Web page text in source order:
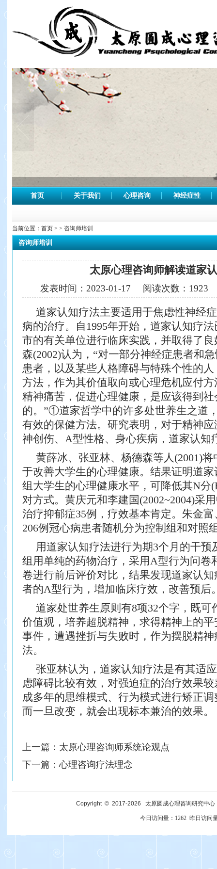
首页 关于我们 心理咨询 神经症性
当前位置： 首页 > > 咨询师培训
咨询师培训
太原心理咨询师解读道家
发表时间： 2023-01-17 阅读次数： 1923
道家认知疗法主要适用于焦虑性神经
病的治疗。自1995年开始， 道家认知疗
市的有关单位进行临床实践，并取得了
森(2002)认为，“对一部分神经症患者和
患者，以及某些人格障碍与特殊个性的
方法，作为其价值取向或心理危机应付
精神痛苦，促进心理健康，是应该得到
的。”①道家哲学中的许多处世养生之道
有效的保健方法。研究表明，对于精神
神创伤、A型性格、身心疾病，道家认知
黄薛冰、张亚林、杨德森等人(2001)
于改善大学生的心理健康。结果证明道
组大学生的心理健康水平，可降低其N分
对方式。黄庆元和李建国(2002~2004)采
治疗抑郁症35例，疗效基本肯定。朱金
206例冠心病患者随机分为控制组和对照
用道家认知疗法进行为期3个月的干预
组用单纯的药物治疗，采用A型行为问卷
卷进行前后评价对比，结果发现道家认
者的A型行为，增加临床疗效，改善预后
道家处世养生原则有8项32个字，既可
价值观，培养超脱精神，求得精神上的
事件，遭遇挫折与失败时，作为摆脱精
法。
张亚林认为，道家认知疗法是有其适
虑障碍比较有效，对强迫症的治疗效果
成多年的思维模式、行为模式进行矫正
而一旦改变，就会出现标本兼治的效果。
上一篇： 太原心理咨询师系统论观点
下一篇：心理咨询疗法理念
Copyright © 2017-2026 太原圆成心理咨询研究中
今日访问量： 1262 昨日访问